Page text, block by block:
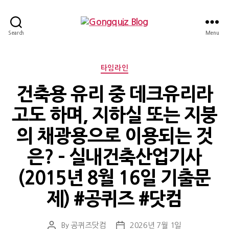
Search Menu
Categories
타임라인
건축용 유리 중 데크유리라
고도 하며, 지하실 또는 지붕
의 채광용으로 이용되는 것
은? – 실내건축산업기사
(2015년 8월 16일 기출문
제) #공퀴즈 #닷컴
PostBy 공퀴즈닷컴
Post2026년 7월 1일